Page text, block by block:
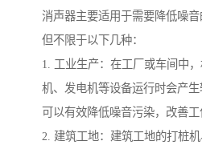
消声器主要适用于需要降低噪
但不限于以下几种：
1. 工业生产：在工厂或车间中
机、发电机等设备运行时会产
可以有效降低噪音污染，改善工
2. 建筑工地：建筑工地的打桩